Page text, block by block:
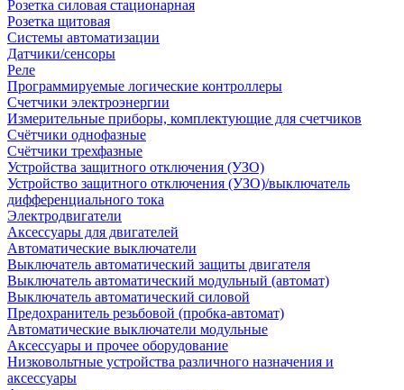
Розетка силовая стационарная
Розетка щитовая
Системы автоматизации
Датчики/сенсоры
Реле
Программируемые логические контроллеры
Счетчики электроэнергии
Измерительные приборы, комплектующие для счетчиков
Счётчики однофазные
Счётчики трехфазные
Устройства защитного отключения (УЗО)
Устройство защитного отключения (УЗО)/выключатель
дифференциального тока
Электродвигатели
Аксессуары для двигателей
Автоматические выключатели
Выключатель автоматический защиты двигателя
Выключатель автоматический модульный (автомат)
Выключатель автоматический силовой
Предохранитель резьбовой (пробка-автомат)
Автоматические выключатели модульные
Аксессуары и прочее оборудование
Низковольтные устройства различного назначения и
аксессуары